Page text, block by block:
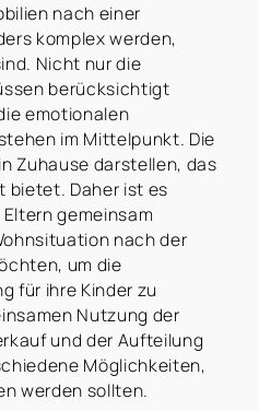
nach einer
komplex werden,
Nicht nur die
berücksichtigt
emotionalen
im Mittelpunkt. Die
Zuhause darstellen, das
bietet. Daher ist es
gemeinsam
nach der
um die
für ihre Kinder zu
Nutzung der
und der Aufteilung
Möglichkeiten,
werden sollten.